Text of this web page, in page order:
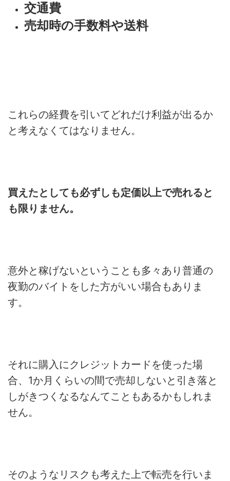
交通費
売却時の手数料や送料
これらの経費を引いてどれだけ利益が出るか
と考えなくてはなりません。
買えたとしても必ずしも定価以上で売れると
も限りません。
意外と稼げないということも多々あり普通の
夜勤のバイトをした方がいい場合もありま
す。
それに購入にクレジットカードを使った場
合、1か月くらいの間で売却しないと引き落と
しがきつくなるなんてこともあるかもしれま
せん。
そのようなリスクも考えた上で転売を行いま